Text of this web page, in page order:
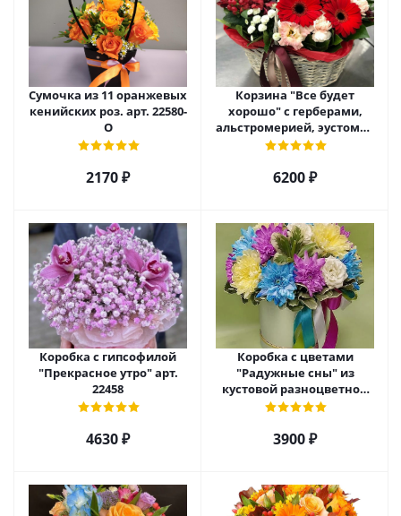
Сумочка из 11 оранжевых
кенийских роз. арт. 22580-
О
2170 ₽
Корзина "Все будет
хорошо" с герберами,
альстромерией, эустомой
и хризантемой арт. 22461
6200 ₽
Коробка с гипсофилой
"Прекрасное утро" арт.
22458
4630 ₽
Коробка с цветами
"Радужные сны" из
кустовой разноцветной
хризантемы арт. 22457
3900 ₽